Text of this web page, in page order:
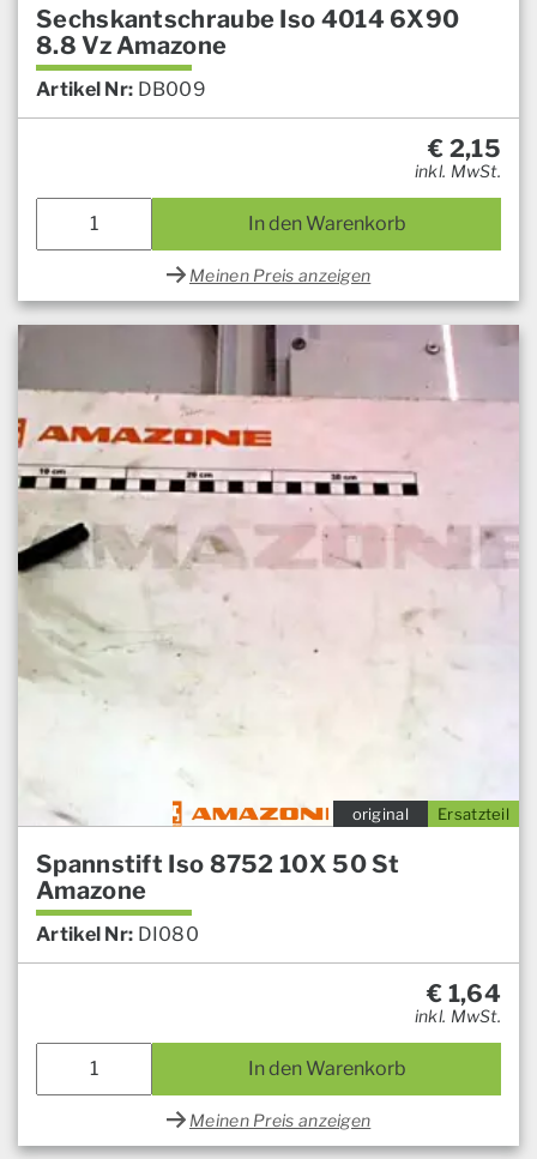
Sechskantschraube Iso 4014 6X90
8.8 Vz Amazone
Artikel Nr: DB009
€ 2,15
inkl. MwSt.
In den Warenkorb
Meinen Preis anzeigen
Ersatzteil
original
Spannstift Iso 8752 10X 50 St
Amazone
Artikel Nr: DI080
€ 1,64
inkl. MwSt.
In den Warenkorb
Meinen Preis anzeigen